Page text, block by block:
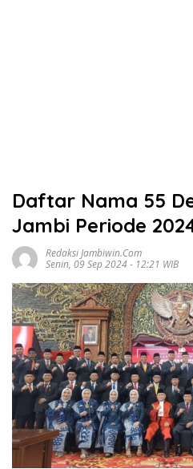
Daftar Nama 55
Jambi Periode
Redaksi Jambiwin.com
Senin, 09 Sep 2024 - 12:21 WIB